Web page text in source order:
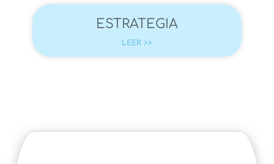
ESTRATEGIA
LEER >>